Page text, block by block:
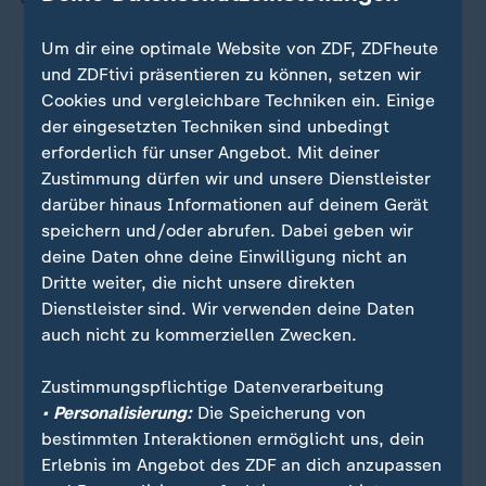
mit der Gastronomie?
Mehr als die Hälfte der Weltmeisterschafts-Partien
beginnen erst nach Mitternacht. Das bedeutet
auch: Weniger Umsatz für die deutsche
Um dir eine optimale Website von ZDF, ZDFheute
und ZDFtivi präsentieren zu können, setzen wir
Cookies und vergleichbare Techniken ein. Einige
der eingesetzten Techniken sind unbedingt
erforderlich für unser Angebot. Mit deiner
Zustimmung dürfen wir und unsere Dienstleister
darüber hinaus Informationen auf deinem Gerät
speichern und/oder abrufen. Dabei geben wir
deine Daten ohne deine Einwilligung nicht an
Dritte weiter, die nicht unsere direkten
Dienstleister sind. Wir verwenden deine Daten
auch nicht zu kommerziellen Zwecken.
Zustimmungspflichtige Datenverarbeitung
• Personalisierung:Die Speicherung von
bestimmten Interaktionen ermöglicht uns, dein
Erlebnis im Angebot des ZDF an dich anzupassen